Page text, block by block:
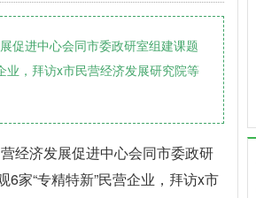
促进中心会同市委政研室组建课题
，拜访x市民营经济发展研究院等
经济发展促进中心会同市委政研
家“专精特新”民营企业，拜访x市